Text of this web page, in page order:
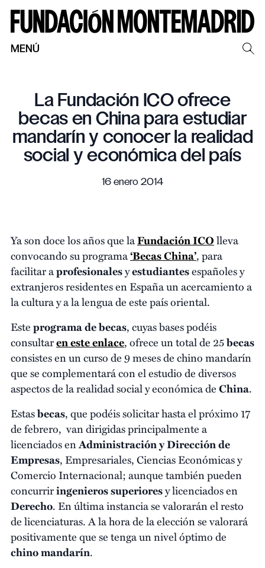
MENÚ
La Fundación ICO ofrece
becas en China para estudiar
mandarín y conocer la realidad
social y económica del país
16 enero 2014
Ya son doce los años que laFundación ICOlleva
convocando su programa‘Becas China’, para
facilitar aprofesionalesyestudiantesespañoles y
extranjeros residentes en España un acercamiento a
la cultura y a la lengua de este país oriental.
Esteprograma de becas, cuyas bases podéis
consultaren este enlace, ofrece un total de 25becas
consistes en un curso de 9 meses de chino mandarín
que se complementará con el estudio de diversos
aspectos de la realidad social y económica deChina.
Estasbecas, que podéis solicitar hasta el próximo 17
de febrero, van dirigidas principalmente a
licenciados enAdministración y Dirección de
Empresas, Empresariales, Ciencias Económicas y
Comercio Internacional; aunque también pueden
concurriringenieros superioresy licenciados en
Derecho. En última instancia se valorarán el resto
de licenciaturas. A la hora de la elección se valorará
positivamente que se tenga un nivel óptimo de
chino mandarín.